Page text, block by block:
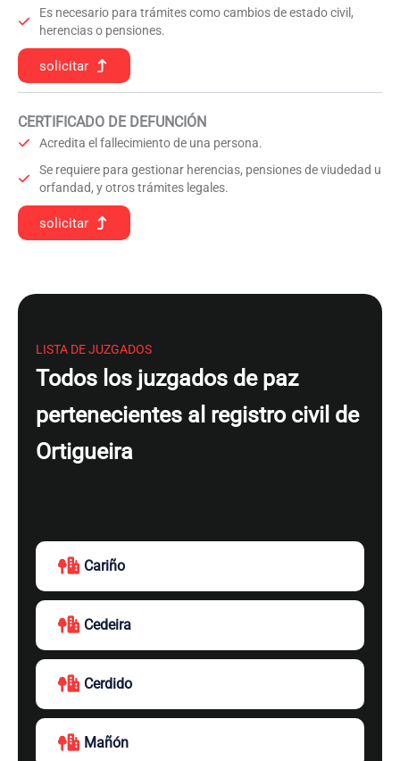
Es necesario para trámites como cambios de estado civil,
herencias o pensiones.
solicitar
CERTIFICADO DE DEFUNCIÓN
Acredita el fallecimiento de una persona.
Se requiere para gestionar herencias, pensiones de viudedad u
orfandad, y otros trámites legales.
solicitar
LISTA DE JUZGADOS
Todos los juzgados de paz
pertenecientes al registro civil de
Ortigueira
Cariño
Cedeira
Cerdido
Mañón